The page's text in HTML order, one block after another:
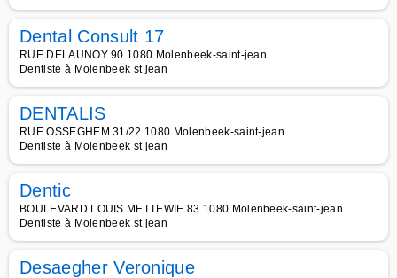
Dental Consult 17
RUE DELAUNOY 90 1080 Molenbeek-saint-jean
Dentiste à Molenbeek st jean
DENTALIS
RUE OSSEGHEM 31/22 1080 Molenbeek-saint-jean
Dentiste à Molenbeek st jean
Dentic
BOULEVARD LOUIS METTEWIE 83 1080 Molenbeek-saint-jean
Dentiste à Molenbeek st jean
Desaegher Veronique